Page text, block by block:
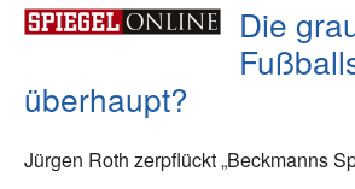
Die
überhaupt?
Jürgen Roth zerpflückt „Beckmanns